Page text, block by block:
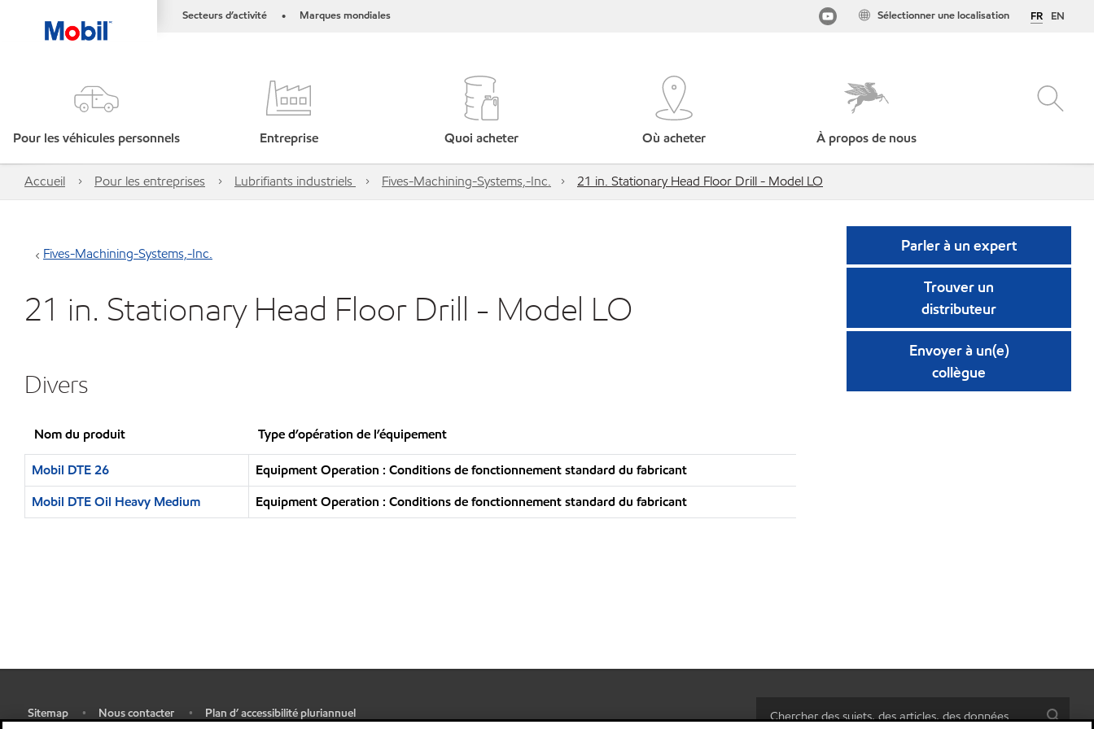
Secteurs d’activité • Marques mondiales FR EN
Sélectionner une localisation
Pour les véhicules personnels Entreprise Quoi acheter Où acheter À propos de nous
Accueil Pour les entreprises Lubrifiants industriels Fives-Machining-Systems,-Inc. 21 in. Stationary Head Floor Drill - Model LO
Fives-Machining-Systems,-Inc.
21 in. Stationary Head Floor Drill - Model LO
Divers
Nom du produit Type d’opération de l’équipement
Mobil DTE 26
Equipment Operation : Conditions de fonctionnement standard du fabricant
Mobil DTE Oil Heavy Medium
Equipment Operation : Conditions de fonctionnement standard du fabricant
Parler à un expert
Trouver un
distributeur
Envoyer à un(e)
collègue
Sitemap • Nous contacter • Plan d’ accessibilité pluriannuel